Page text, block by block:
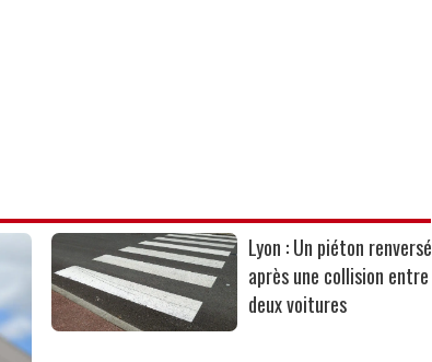
Lyon : Un piéton renversé
après une collision entre
deux voitures